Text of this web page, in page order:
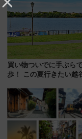
買い物ついでに手ぶら
歩！ この夏行きたい越
ア「LAKESIDE PARK
県越谷市）